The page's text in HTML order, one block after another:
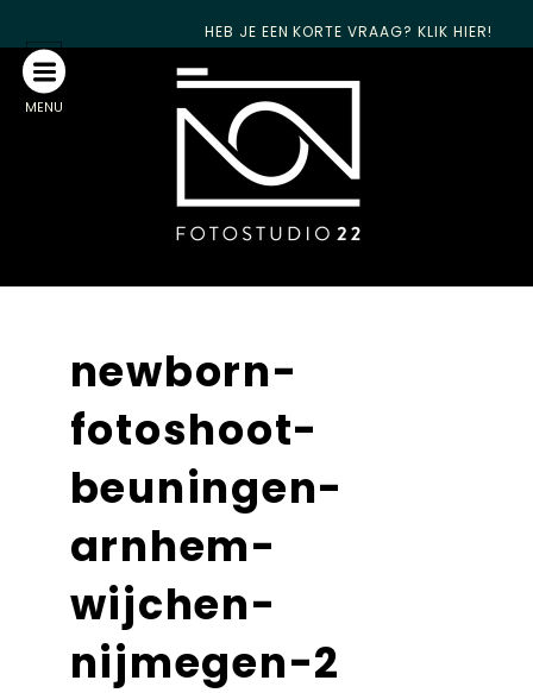
MENU
HEB JE EEN KORTE VRAAG? KLIK HIER!
newborn-
fotoshoot-
beuningen-
arnhem-
wijchen-
nijmegen-2